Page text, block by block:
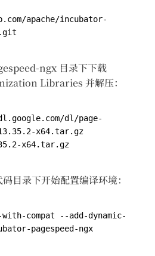
apache/incubator-
ngx 目录下下载
Libraries 并解压：
dl/page-
目录下开始配置编译环境：
compat --add-dynamic-